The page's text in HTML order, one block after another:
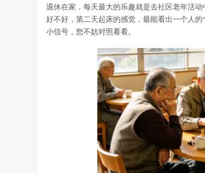
退休在家，每天最大的乐趣就是去社区老年活动
好不好，第二天起床的感觉，最能看出一个人
小信号，您不妨对照看看。